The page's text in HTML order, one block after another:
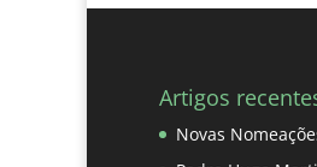
Artigos
Novas